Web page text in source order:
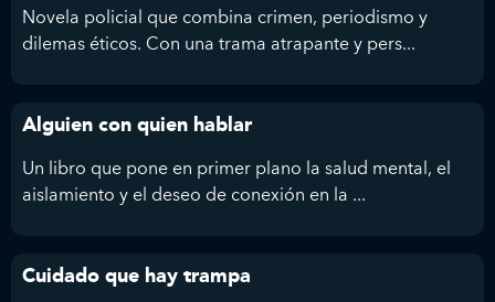
Novela policial que combina crimen, periodismo y
dilemas éticos. Con una trama atrapante y pers...
Alguien con quien hablar
Un libro que pone en primer plano la salud mental, el
aislamiento y el deseo de conexión en la ...
Cuidado que hay trampa